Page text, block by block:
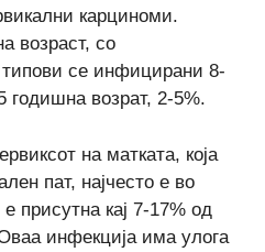
карциноми.
возраст, со
се инфицирани 8-
годишна возрат, 2-5%.
на матката, која
пат, најчесто е во
присутна кај 7-17% од
инфекција има улога